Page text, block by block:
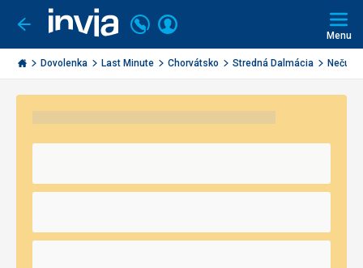
Ísť
späť
Invia.sk
Volajte
+421
2
3221
Prihlásiť
Menu
Dovolenka Last Minute Chorvátsko Stredná Dalmácia